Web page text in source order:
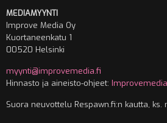
MEDIAMYYNTI
Improve Media Oy
Kuortaneenkatu 1
00520 Helsinki
myynti@improvemedia.fi
Hinnasto ja aineisto-ohjeet:
Suora neuvottelu Respawn.fi:n kautta, ks.